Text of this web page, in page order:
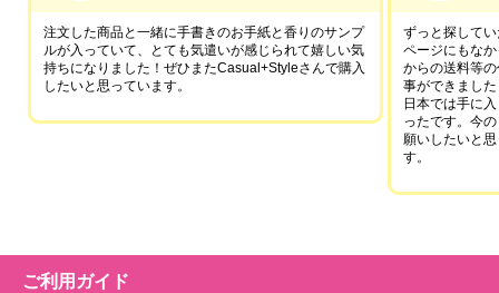
注文した商品と一緒に手書きのお手紙と香りのサンプ
ルが入っていて、とても気遣いが感じられて嬉しい気
持ちになりました！ぜひまたCasual+Styleさんで購入
したいと思っています。
ずっと探して
ページにもな
からの送料等
事ができました
日本では手に
ったです。今
願いしたいと
す。
ご利用ガイド